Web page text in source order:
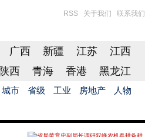
RSS 关于我们 联系我们
广西 新疆 江苏
江西
陕西 青海 香港 黑龙江
城市 省级 工业 房地产 人物